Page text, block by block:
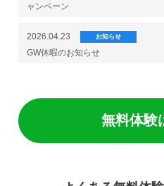
ャンペーン
2026.04.23 お知らせ
GW休暇のお知らせ
無料体験